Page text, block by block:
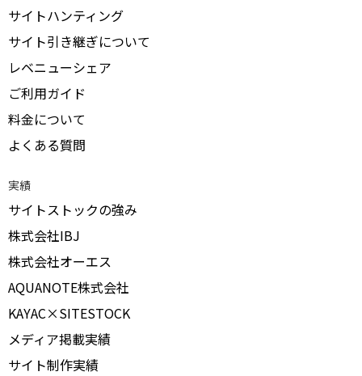
サイトハンティング
サイト引き継ぎについて
レベニューシェア
ご利用ガイド
料金について
よくある質問
実績
サイトストックの強み
株式会社IBJ
株式会社オーエス
AQUANOTE株式会社
KAYAC×SITESTOCK
メディア掲載実績
サイト制作実績